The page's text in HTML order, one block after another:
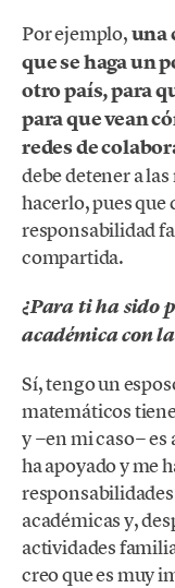
Por ejemplo,una
que se haga un
otro país, para
para que vean
redes de
debe detener a
hacerlo, pues que
responsabilidad
compartida.
¿Para ti ha sido
académica con
Sí, tengo un
matemáticos
y −en mi caso−
ha apoyado y me
académicas y,
actividades
creo que es muy